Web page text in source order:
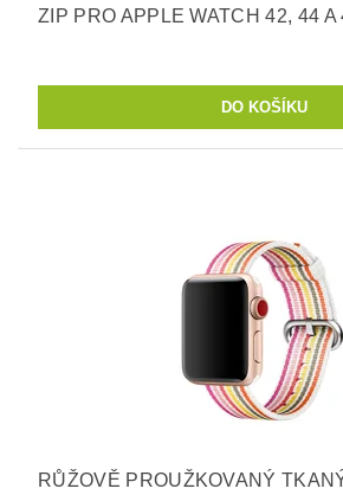
ZIP PRO APPLE WATCH 42, 44 A
RŮŽOVĚ PROUŽKOVANÝ